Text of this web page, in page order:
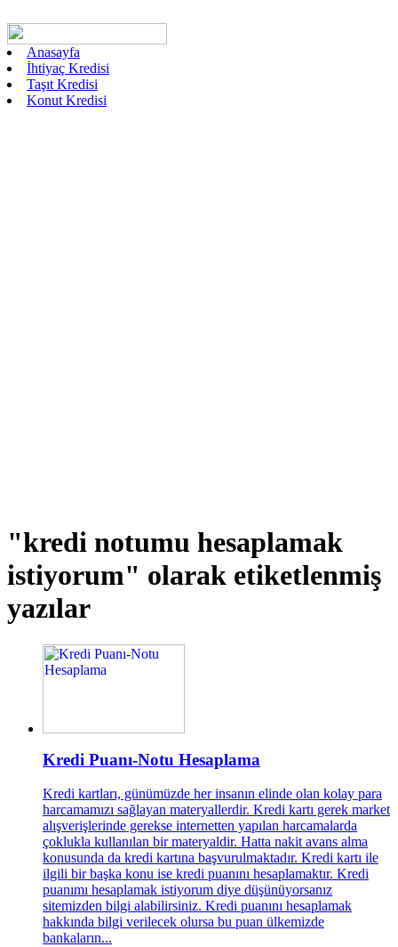
Anasayfa
İhtiyaç Kredisi
Taşıt Kredisi
Konut Kredisi
"kredi notumu hesaplamak
istiyorum" olarak etiketlenmiş
yazılar
Kredi Puanı-Notu Hesaplama
Kredi kartları, günümüzde her insanın elinde olan kolay para
harcamamızı sağlayan materyallerdir. Kredi kartı gerek market
alışverişlerinde gerekse internetten yapılan harcamalarda
çoklukla kullanılan bir materyaldir. Hatta nakit avans alma
konusunda da kredi kartına başvurulmaktadır. Kredi kartı ile
ilgili bir başka konu ise kredi puanını hesaplamaktır. Kredi
puanımı hesaplamak istiyorum diye düşünüyorsanız
sitemizden bilgi alabilirsiniz. Kredi puanını hesaplamak
hakkında bilgi verilecek olursa bu puan ülkemizde
bankaların...